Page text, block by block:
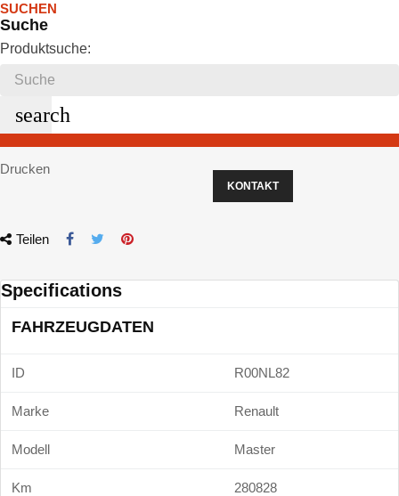
SUCHEN
Suche
Produktsuche:
search
Drucken
KONTAKT
Teilen
Specifications
FAHRZEUGDATEN
ID R00NL82
Marke Renault
Modell Master
Km 280828